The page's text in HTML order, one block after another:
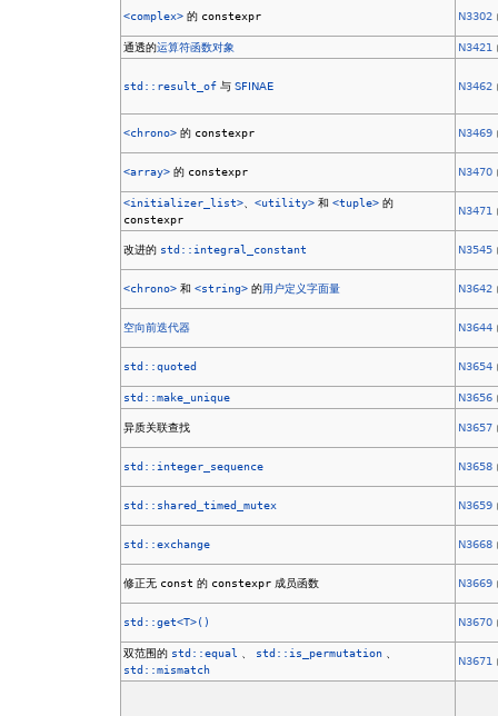
<complex> 的 constexpr N3302
通透的运算符函数对象 N3421
std::result_of 与SFINAE N3462
<chrono> 的 constexpr N3469
<array> 的 constexpr N3470
<initializer_list> 、<utility> 和<tuple> 的
constexpr
N3471
改进的 std::integral_constant N3545
<chrono> 和<string> 的用户定义字面量 N3642
空向前迭代器 N3644
std::quoted N3654
std::make_unique N3656
异质关联查找 N3657
std::integer_sequence N3658
std::shared_timed_mutex N3659
std::exchange N3668
修正无 const 的 constexpr 成员函数 N3669
std::get<T>() N3670
双范围的 std::equal std::is_permutation
std::mismatch
N3671